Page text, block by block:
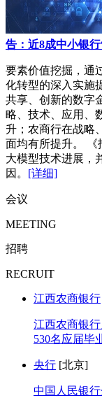
告：近8成中小银
要素价值挖掘，通
化转型的深入实施
共享、创新的数字
略、技术、应用、
升；农商行在战略
面均有所提升。 《
大模型技术进展，
因。 [详细]
会议
MEETING
招聘
RECRUIT
江西农商银行
江西农商银
530名应届毕
央行 [北京]
中国人民银